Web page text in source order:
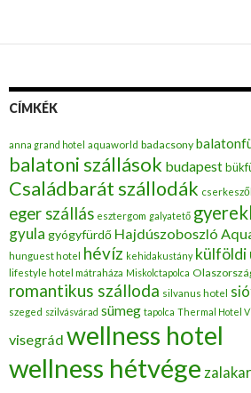
CÍMKÉK
anna grand hotel aquaworld badacsony
balatoni szállások budapest
Családbarát szállodák
eger szállás esztergom galyatető
gyula gyógyfürdő Hajdúszoboszló
hunguest hotel
hévíz kehidakustány külföldi
lifestyle hotel mátraháza Miskolctapolca
romantikus szálloda silvanus hotel
szeged szilvásvárad sümeg tapolca Thermal Hotel
visegrád wellness hotel
wellness hétvége